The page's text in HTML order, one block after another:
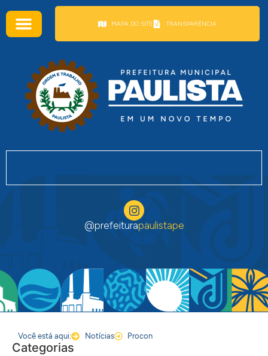
MAPA DO SITE TRANSPARÊNCIA
@prefeiturapaulistape
Você está aqui: Notícias Procon
Categorias